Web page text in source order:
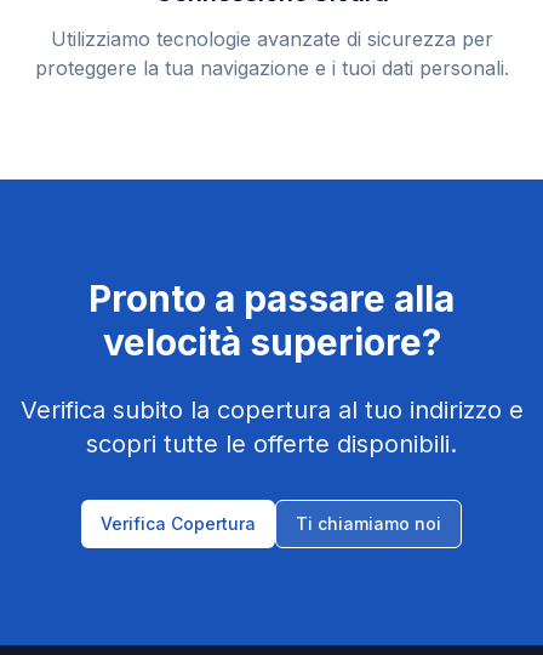
Utilizziamo tecnologie avanzate di sicurezza per
proteggere la tua navigazione e i tuoi dati personali.
Pronto a passare alla
velocità superiore?
Verifica subito la copertura al tuo indirizzo e
scopri tutte le offerte disponibili.
Verifica Copertura Ti chiamiamo noi